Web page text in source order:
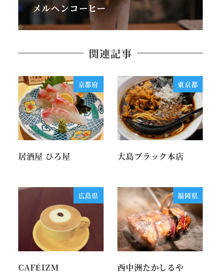
メルヘンコーヒー
関連記事
京都府
居酒屋 ひろ屋
東京都
大島ブラック本店
広島県
CAFÉIZM
福岡県
西中洲たかしるや